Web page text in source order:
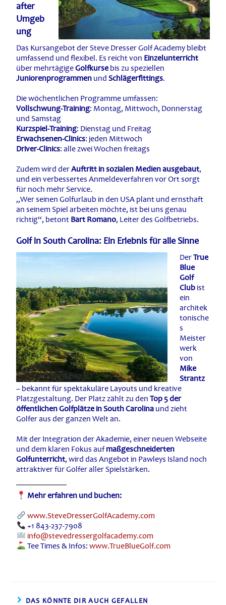
after
Umgeb
ung
Das Kursangebot der Steve Dresser Golf Academy bleibt
umfassend und flexibel. Es reicht von Einzelunterricht
über mehrtägigeGolfkurse bis zu speziellen
Juniorenprogrammen undSchlägerfittings.
Die wöchentlichen Programme umfassen:
Vollschwung-Training: Montag, Mittwoch, Donnerstag
und Samstag
Kurzspiel-Training: Dienstag und Freitag
Erwachsenen-Clinics: jeden Mittwoch
Driver-Clinics: alle zwei Wochen freitags
Zudem wird derAuftritt in sozialen Medien ausgebaut,
und ein verbessertes Anmeldeverfahren vor Ort sorgt
für noch mehr Service.
„Wer seinen Golfurlaub in den USA plant und ernsthaft
an seinem Spiel arbeiten möchte, ist bei uns genau
richtig“, betont Bart Romano, Leiter des Golfbetriebs.
Golf in South Carolina: Ein Erlebnis für alle Sinne
DerTrue
Blue
Golf
Club ist
ein
architek
tonische
s
Meister
werk
von
Mike
Strantz
– bekannt für spektakuläre Layouts und kreative
Platzgestaltung. Der Platz zählt zu denTop 5 der
öffentlichen Golfplätze in South Carolina und zieht
Golfer aus der ganzen Welt an.
Mit der Integration der Akademie, einer neuen Webseite
und dem klaren Fokus aufmaßgeschneiderten
Golfunterricht, wird das Angebot in Pawleys Island noch
attraktiver für Golfer aller Spielstärken.
Mehr erfahren und buchen:
www.SteveDresserGolfAcademy.com
+1 843-237-7908
info@stevedressergolfacademy.com
Tee Times & Infos: www.TrueBlueGolf.com
DAS KÖNNTE DIR AUCH GEFALLEN